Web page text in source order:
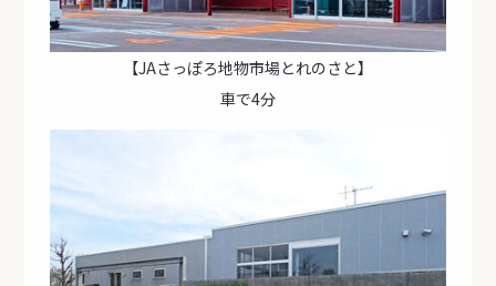
【JAさっぽろ地物市場とれのさと】
車で4分